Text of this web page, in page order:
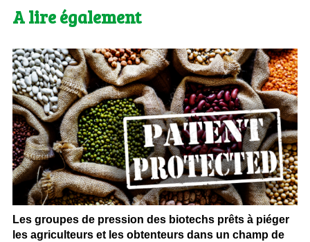
A lire également
Les groupes de pression des biotechs prêts à piéger
les agriculteurs et les obtenteurs dans un champ de